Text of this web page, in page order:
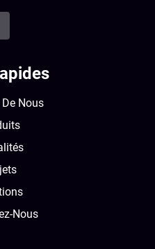
Nous
Nous